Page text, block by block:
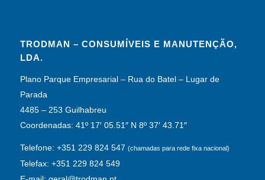
TRODMAN – CONSUMÍVEIS E MANUTENÇÃO,
LDA.
Plano Parque Empresarial – Rua do Batel – Lugar de
Parada
4485 – 253 Guilhabreu
Coordenadas: 41º 17′ 05.51″ N 8º 37′ 43.71″
Telefone: +351 229 824 547(chamadas para rede fixa nacional)
Telefax: +351 229 824 549